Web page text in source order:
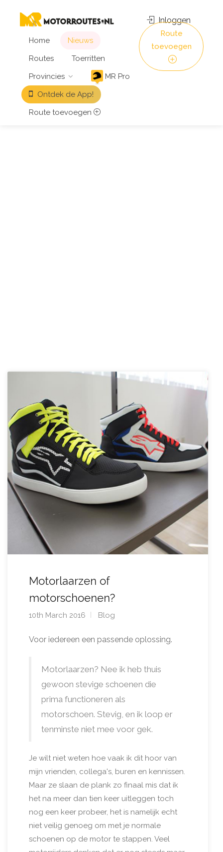
Home
Nieuws
Routes
Toerritten
Provincies
MR Pro
Ontdek de App!
Route toevoegen
Inloggen
Route
toevoegen
Motorlaarzen of
motorschoenen?
10th March 2016 Blog
Voor iedereen een passende oplossing.
Motorlaarzen? Nee ik heb thuis
gewoon stevige schoenen die
prima functioneren als
motorschoen. Stevig, en ik loop er
tenminste niet mee voor gek.
Je wilt niet weten hoe vaak ik dit hoor van
mijn vrienden, collega's, buren en kennissen.
Maar ze slaan de plank zo finaal mis dat ik
het na meer dan tien keer uitleggen toch
nog een keer probeer, het is namelijk echt
niet veilig genoeg om met je normale
schoenen op de motor te stappen. Veel